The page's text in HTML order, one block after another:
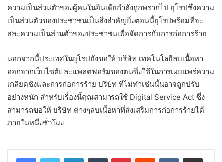
ความเป็นส่วนตัวของผู้คนในอินเดียกำลังถูกพรากไป ยุโรปซึ่งความ
เป็นส่วนตัวของประชาชนเป็นสิ่งสำคัญยิ่งตอนนี้ยุโรปพร้อมที่จะ
สละความเป็นส่วนตัวของประชาชนเพื่อจัดการกับการก่อการร้าย
นอกจากนี้ประเทศในยุโรปยังขอให้ บริษัท เทคโนโลยีลบเนื้อหา
ออกจากเว็บไซต์และแพลตฟอร์มของตนซึ่งใช้ในการเผยแพร่ความ
เกลียดชังและการก่อการร้าย บริษัท ที่ไม่ทำเช่นนั้นอาจถูกปรับ
อย่างหนัก สำหรับเรื่องนี้คุณสามารถใช้ Digital Service Act ซึ่ง
สามารถขอให้ บริษัท ต่างๆลบเนื้อหาที่ส่งเสริมการก่อการร้ายได้
ภายในหนึ่งชั่วโมง
LinkedInTumblr PinterestReddit VKontakteShare via Email